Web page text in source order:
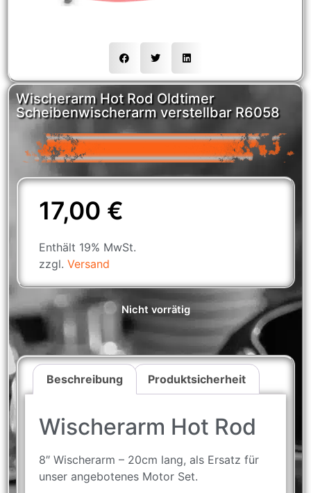
Wischerarm Hot Rod Oldtimer
Scheibenwischerarm verstellbar R6058
17,00 €
Enthält 19% MwSt.
zzgl. Versand
Nicht vorrätig
Beschreibung Produktsicherheit
Wischerarm Hot Rod
8″ Wischerarm – 20cm lang, als Ersatz für
unser angebotenes Motor Set.